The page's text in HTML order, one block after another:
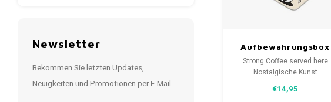
Newsletter
Bekommen Sie letzten Updates,
Neuigkeiten und Promotionen per E-Mail
Aufbewahrungsbox
3D Clip Top Box
Strong coffee served
Strong Coffee served here
Nostalgische Kunst
Box. Eines schönes gestaltete
€14,95